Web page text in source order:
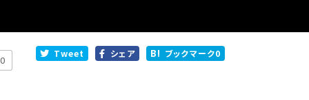
0
Tweet シェア ブックマーク0